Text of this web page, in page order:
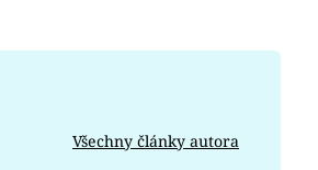
Všechny články autora